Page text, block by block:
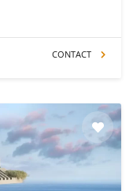
CONTACT